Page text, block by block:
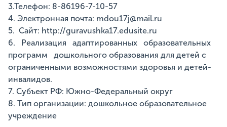
3.Телефон: 8-86196-7-10-57
4. Электронная почта: mdou17j@mail.ru
5. Сайт: http://guravushka17.edusite.ru
6. Реализация адаптированных образовательных
программ дошкольного образования для детей с
ограниченными возможностями здоровья и детей-
инвалидов.
7. Субъект РФ: Южно-Федеральный округ
8. Тип организации: дошкольное образовательное
учреждение